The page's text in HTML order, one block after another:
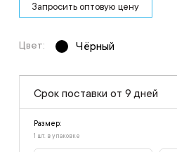
Запросить оптовую цену
Цвет: Чёрный
Срок поставки от 9 дней
Размер:
1 шт. в упаковке